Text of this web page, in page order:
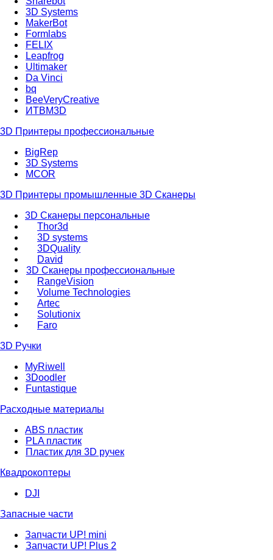
3D Systems
MakerBot
Formlabs
FELIX
Leapfrog
Ultimaker
Da Vinci
bq
BeeVeryCreative
ИТВМ3D
3D Принтеры профессиональные
BigRep
3D Systems
MCOR
3D Принтеры промышленные 3D Сканеры
3D Сканеры персональные
Thor3d
3D systems
3DQuality
David
3D Сканеры профессиональные
RangeVision
Volume Technologies
Artec
Solutionix
Faro
3D Ручки
MyRiwell
3Doodler
Funtastique
Расходные материалы
ABS пластик
PLA пластик
Пластик для 3D ручек
Квадрокоптеры
DJI
Запасные части
Запчасти UP! mini
Запчасти UP! Plus 2